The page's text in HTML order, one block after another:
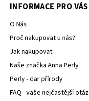
INFORMACE PRO VÁS
O Nás
Proč nakupovat u nás?
Jak nakupovat
Naše značka Anna Perly
Perly - dar přírody
FAQ - vaše nejčastější